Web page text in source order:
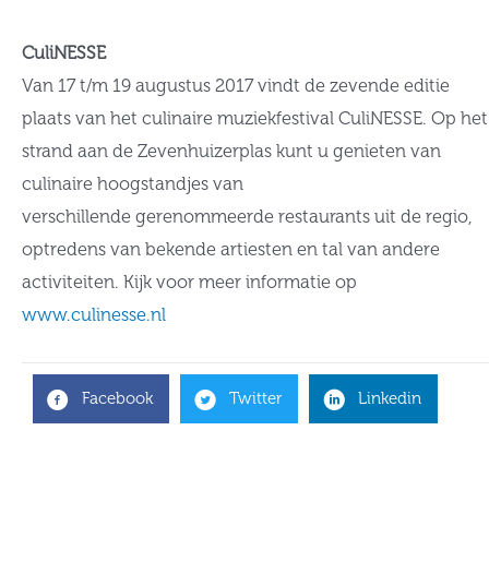
CuliNESSE
Van 17 t/m 19 augustus 2017 vindt de zevende editie
plaats van het culinaire muziekfestival CuliNESSE. Op het
strand aan de Zevenhuizerplas kunt u genieten van
culinaire hoogstandjes van
verschillende gerenommeerde restaurants uit de regio,
optredens van bekende artiesten en tal van andere
activiteiten. Kijk voor meer informatie op
www.culinesse.nl
Facebook Twitter Linkedin